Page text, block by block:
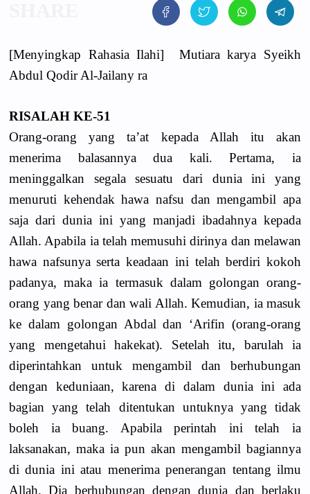
[Menyingkap Rahasia Ilahi] Mutiara karya Syeikh
Abdul Qodir Al-Jailany ra
RISALAH KE-51
Orang-orang yang ta’at kepada Allah itu akan
menerima balasannya dua kali. Pertama, ia
meninggalkan segala sesuatu dari dunia ini yang
menuruti kehendak hawa nafsu dan mengambil apa
saja dari dunia ini yang manjadi ibadahnya kepada
Allah. Apabila ia telah memusuhi dirinya dan melawan
hawa nafsunya serta keadaan ini telah berdiri kokoh
padanya, maka ia termasuk dalam golongan orang-
orang yang benar dan wali Allah. Kemudian, ia masuk
ke dalam golongan Abdal dan ‘Arifin (orang-orang
yang mengetahui hakekat). Setelah itu, barulah ia
diperintahkan untuk mengambil dan berhubungan
dengan keduniaan, karena di dalam dunia ini ada
bagian yang telah ditentukan untuknya yang tidak
boleh ia buang. Apabila perintah ini telah ia
laksanakan, maka ia pun akan mengambil bagiannya
di dunia ini atau menerima penerangan tentang ilmu
Allah. Dia berhubungan dengan dunia dan berlaku